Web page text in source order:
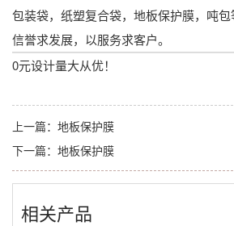
包装袋，纸塑复合袋，地板保护膜，吨
信誉求发展，以服务求客户。
0元设计量大从优！
上一篇： 地板保护膜
下一篇： 地板保护膜
相关产品